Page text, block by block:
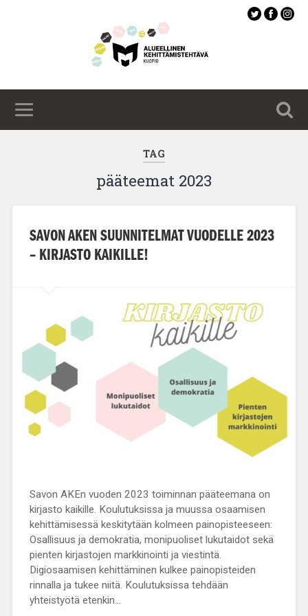
TAG
pääteemat 2023
SAVON AKEN SUUNNITELMAT VUODELLE 2023
– KIRJASTO KAIKILLE!
Savon AKEn vuoden 2023 toiminnan pääteemana on
kirjasto kaikille. Koulutuksissa ja muussa osaamisen
kehittämisessä keskitytään kolmeen painopisteeseen:
Osallisuus ja demokratia, monipuoliset lukutaidot sekä
pienten kirjastojen markkinointi ja viestintä.
Digiosaamisen kehittäminen kulkee painopisteiden
rinnalla ja tukee niitä. Koulutuksissa tehdään
yhteistyötä etenkin…